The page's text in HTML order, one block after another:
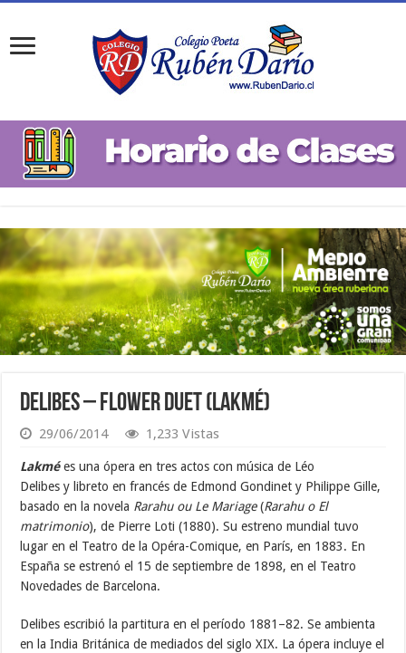
Delibes – Flower Duet (Lakmé)
29/06/2014 1,233 Vistas
Lakmées una ópera en tres actos con música de Léo
Delibes y libreto en francés de Edmond Gondinet y Philippe Gille,
basado en la novela Rarahu ou Le Mariage(Rarahu o El
matrimonio), de Pierre Loti (1880). Su estreno mundial tuvo
lugar en el Teatro de la Opéra-Comique, en París, en 1883. En
España se estrenó el 15 de septiembre de 1898, en el Teatro
Novedades de Barcelona.
Delibes escribió la partitura en el período 1881–82. Se ambienta
en la India Británica de mediados del siglo XIX. La ópera incluye el